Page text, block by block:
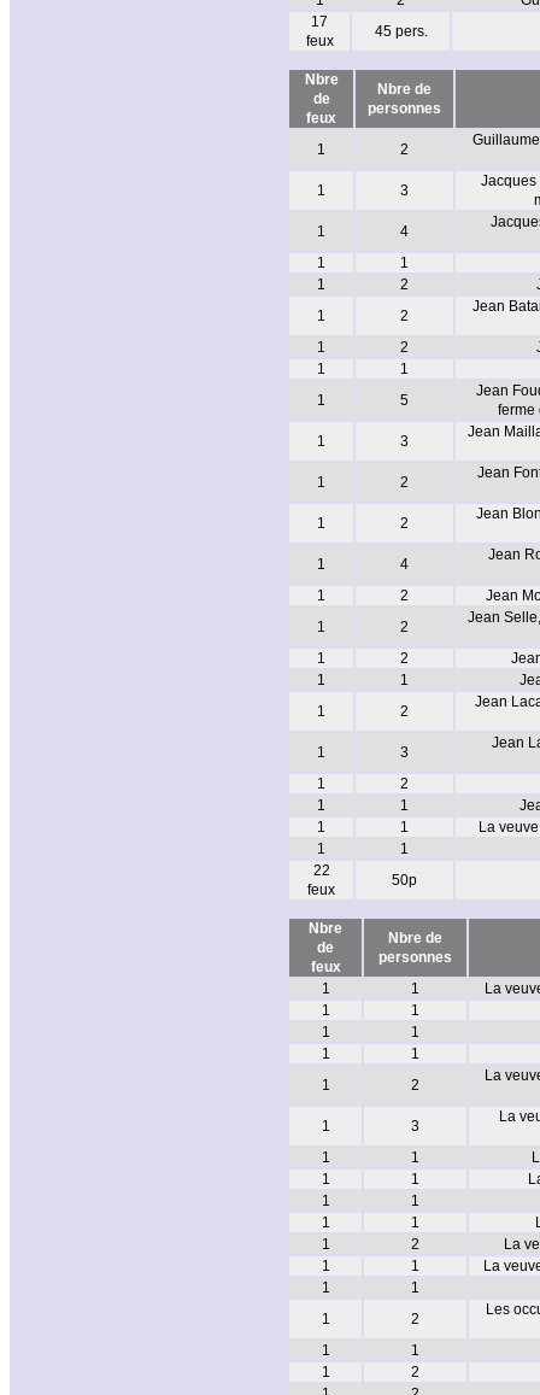
17
feux
45 pers.
Nbre
de
feux
Nbre de
personnes
1 2
1 3
Jacques
1
4
1
1
1
2
1
2
Jean
1 2
1
1
1
5
Jean
ferme
1
3
Jean
1 2
Jean
1 2
Jean
1 4
Jean
1 2
Jean
1
2
Jean
1 2
1
1
1
2
Jean
1 3
Jean
1
2
1
1
1
1
La
1
1
22
feux
50p
Nbre
de
feux
Nbre de
personnes
1
1
La
1
1
1
1
1
1
1
2
La
1 3
La
1 1
1
1
1
1
1
1
1
2
La
1
1
La
1
1
1
2
Les
1
1
1
2